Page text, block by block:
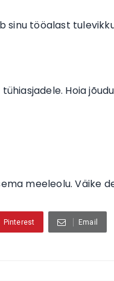
sinu tööalast
Hoia
meeleolu. Väike
Pinterest Email